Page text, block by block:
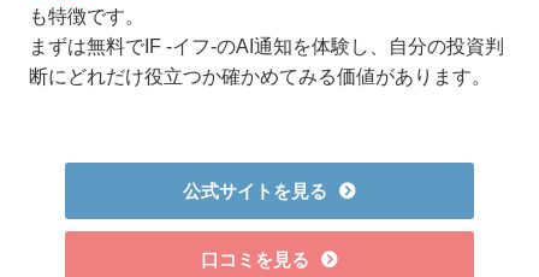
も特徴です。
まずは無料でIF -イフ-のAI通知を体験し、自分の投資判
断にどれだけ役立つか確かめてみる価値があります。
公式サイトを見る
口コミを見る